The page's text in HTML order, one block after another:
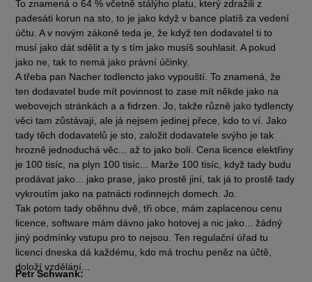
To znamená o 64 % včetně stálýho platu, který zdražili z
padesáti korun na sto, to je jako když v bance platíš za vedení
účtu. A v novým zákoně teda je, že když ten dodavatel ti to
musí jako dát sdělit a ty s tím jako musíš souhlasit. A pokud
jako ne, tak to nemá jako právní účinky.
A třeba pan Nacher todlencto jako vypouští. To znamená, že
ten dodavatel bude mít povinnost to zase mít někde jako na
webovejch stránkách a a fidrzen. Jo, takže různě jako tydlencty
věci tam zůstávají, ale já nejsem jedinej přece, kdo to ví. Jako
tady těch dodavatelů je sto, založit dodavatele svýho je tak
hrozně jednoduchá věc... až to jako bolí. Cena licence elektřiny
je 100 tisíc, na plyn 100 tisíc... Marže 100 tisíc, když tady budu
prodávat jako... jako prase, jako prostě jiní, tak já to prostě tady
vykroutím jako na patnácti rodinnejch domech. Jo.
Tak potom tady oběhnu dvě, tři obce, mám zaplacenou cenu
licence, software mám dávno jako hotovej a nic jako... žádný
jiný podmínky vstupu pro to nejsou. Ten regulační úřad tu
licenci dneska dá každému, kdo má trochu peněz na účtě,
doloží vzdělání...
Petr Schwank: